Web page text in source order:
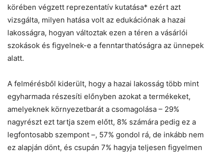
körében végzett reprezentatív kutatása* ezért azt
vizsgálta, milyen hatása volt az edukációnak a hazai
lakosságra, hogyan változtak ezen a téren a vásárlói
szokások és figyelnek-e a fenntarthatóságra az ünnepek
alatt.
A felmérésből kiderült, hogy a hazai lakosság több mint
egyharmada részesíti előnyben azokat a termékeket,
amelyeknek környezetbarát a csomagolása – 29%
nagyrészt ezt tartja szem előtt, 8% számára pedig ez a
legfontosabb szempont –, 57% gondol rá, de inkább nem
ez alapján dönt, és csupán 7% hagyja teljesen figyelmen